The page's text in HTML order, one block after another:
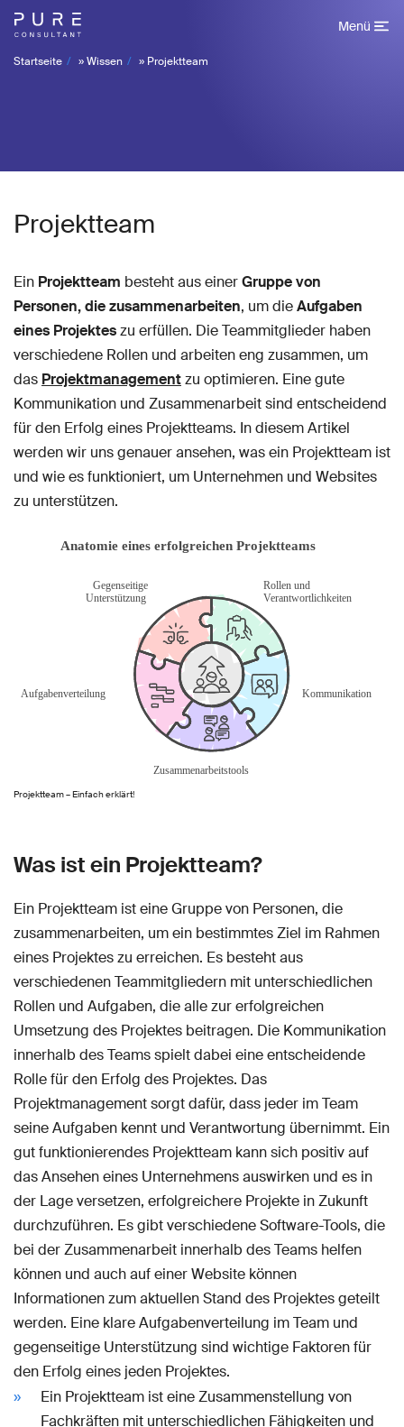
Menü
Startseite »Wissen » Projektteam
Projektteam
Ein Projektteam besteht aus einerGruppe von
Personen, die zusammenarbeiten, um dieAufgaben
eines Projekteszu erfüllen. Die Teammitglieder haben
verschiedene Rollen und arbeiten eng zusammen, um
das Projektmanagementzu optimieren. Eine gute
Kommunikation und Zusammenarbeit sind entscheidend
für den Erfolg eines Projektteams. In diesem Artikel
werden wir uns genauer ansehen, was ein Projektteam ist
und wie es funktioniert, um Unternehmen und Websites
zu unterstützen.
Projektteam – Einfach erklärt!
Was ist ein Projektteam?
Ein Projektteam ist eine Gruppe von Personen, die
zusammenarbeiten, um ein bestimmtes Ziel im Rahmen
eines Projektes zu erreichen. Es besteht aus
verschiedenen Teammitgliedern mit unterschiedlichen
Rollen und Aufgaben, die alle zur erfolgreichen
Umsetzung des Projektes beitragen. Die Kommunikation
innerhalb des Teams spielt dabei eine entscheidende
Rolle für den Erfolg des Projektes. Das
Projektmanagement sorgt dafür, dass jeder im Team
seine Aufgaben kennt und Verantwortung übernimmt. Ein
gut funktionierendes Projektteam kann sich positiv auf
das Ansehen eines Unternehmens auswirken und es in
der Lage versetzen, erfolgreichere Projekte in Zukunft
durchzuführen. Es gibt verschiedene Software-Tools, die
bei der Zusammenarbeit innerhalb des Teams helfen
können und auch auf einer Website können
Informationen zum aktuellen Stand des Projektes geteilt
werden. Eine klare Aufgabenverteilung im Team und
gegenseitige Unterstützung sind wichtige Faktoren für
den Erfolg eines jeden Projektes.
Ein Projektteam ist eine Zusammenstellung von
Fachkräften mit unterschiedlichen Fähigkeiten und